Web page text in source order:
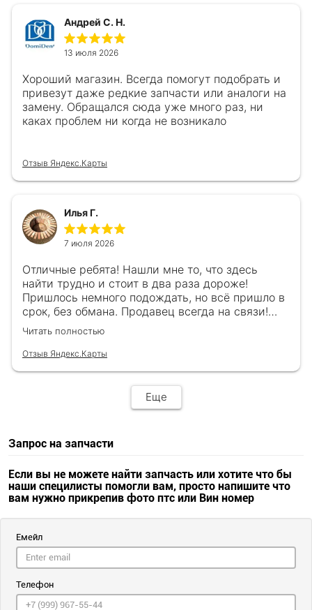
Андрей С. Н.
13 июля 2026
Хороший магазин. Всегда помогут подобрать и
привезут даже редкие запчасти или аналоги на
замену. Обращался сюда уже много раз, ни
каках проблем ни когда не возникало
Отзыв Яндекс.Карты
Илья Г.
7 июля 2026
Отличные ребята! Нашли мне то, что здесь
найти трудно и стоит в два раза дороже!
Пришлось немного подождать, но всё пришло в
срок, без обмана. Продавец всегда на связи!
Буду ещё обращаться! 👍
Читать полностью
Отзыв Яндекс.Карты
Еще
Запрос на запчасти
Если вы не можете найти запчасть или хотите что бы
наши специлисты помогли вам, просто напишите что
вам нужно прикрепив фото птс или Вин номер
Емейл
Телефон